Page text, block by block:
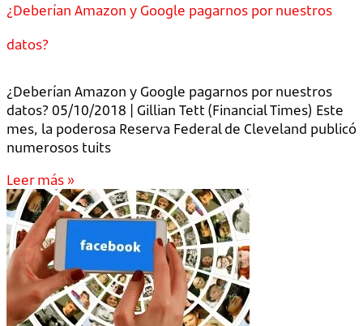
¿Deberían Amazon y Google pagarnos por nuestros
datos?
¿Deberían Amazon y Google pagarnos por nuestros
datos? 05/10/2018 | Gillian Tett (Financial Times) Este
mes, la poderosa Reserva Federal de Cleveland publicó
numerosos tuits
Leer más »